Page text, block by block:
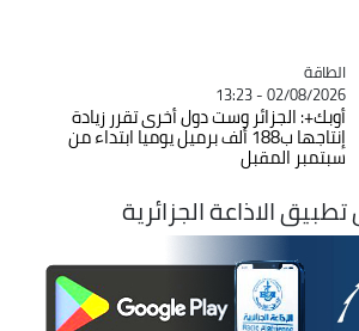
Catégorie
الطاقة
02/08/2026 - 13:23
أوبك+: الجزائر وست دول أخرى تقرر زيادة
إنتاجها ب188 ألف برميل يوميا ابتداء من
سبتمبر المقبل
الاذاعة الجزائرية